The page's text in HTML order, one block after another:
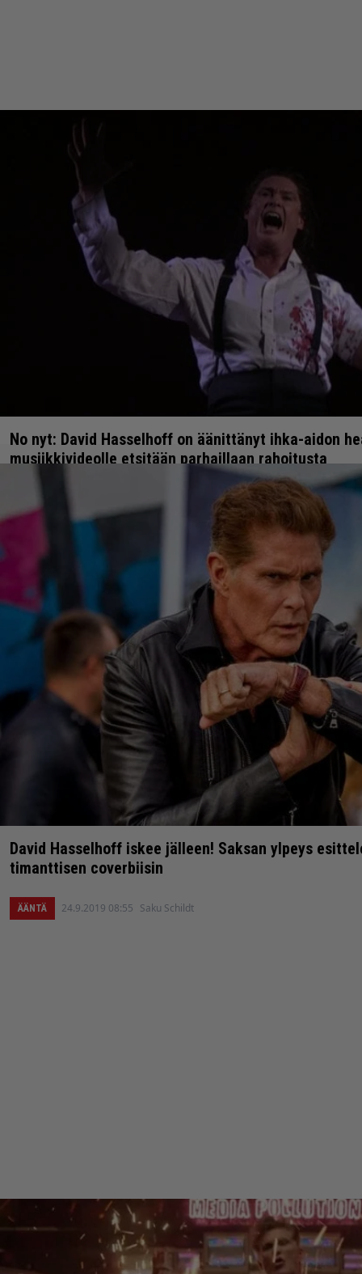
No nyt: David Hasselhoff on äänittänyt ihka-aidon
musiikkivideolle etsitään parhaillaan rahoitusta
David Hasselhoff iskee jälleen! Saksan ylpeys
timanttisen coverbiisin
ÄÄNTÄ 24.9.2019 08:55 Saku Schildt